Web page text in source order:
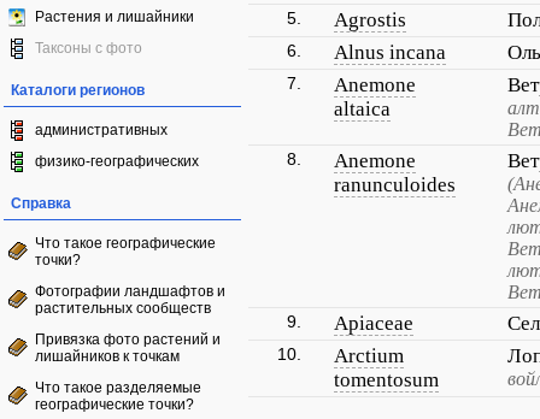
Растения и лишайники
Таксоны с фото
Каталоги регионов
административных
физико-географических
Справка
Что такое географические
точки?
Фотографии ландшафтов и
растительных сообществ
Привязка фото растений и
лишайников к точкам
Что такое разделяемые
географические точки?
5. Agrostis
6. Alnus incana
7.
Anemone
altaica
8.
Anemone
ranunculoides
9. Apiaceae
10.
Arctium
tomentosum